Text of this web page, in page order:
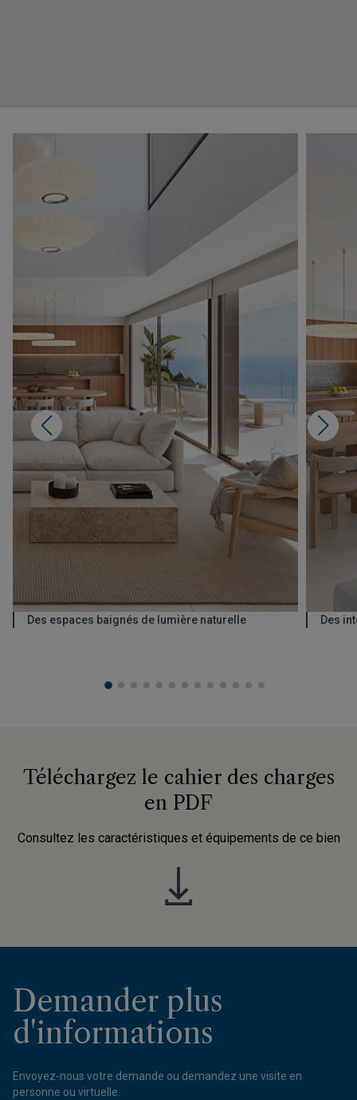
Des espaces baignés de lumière naturelle Des
Téléchargez le cahier des charges
en PDF
Consultez les caractéristiques et équipements de ce bien
Demander plus
d'informations
Envoyez-nous votre demande ou demandez une visite en
personne ou virtuelle.